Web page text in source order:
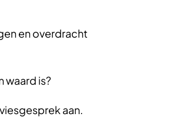
en overdracht
waard is?
aan.